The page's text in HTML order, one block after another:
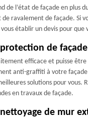
de l’état de façade en plus
ravalement de façade. Si
établir un devis pour
de façade
efficace et puisse
anti-graffiti à votre façade
solutions pour vous.
en travaux de façade.
de mur